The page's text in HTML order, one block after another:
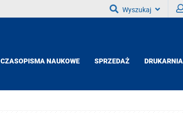
Wyszukaj
CZASOPISMA NAUKOWE SPRZEDAŻ DRUKARNIA